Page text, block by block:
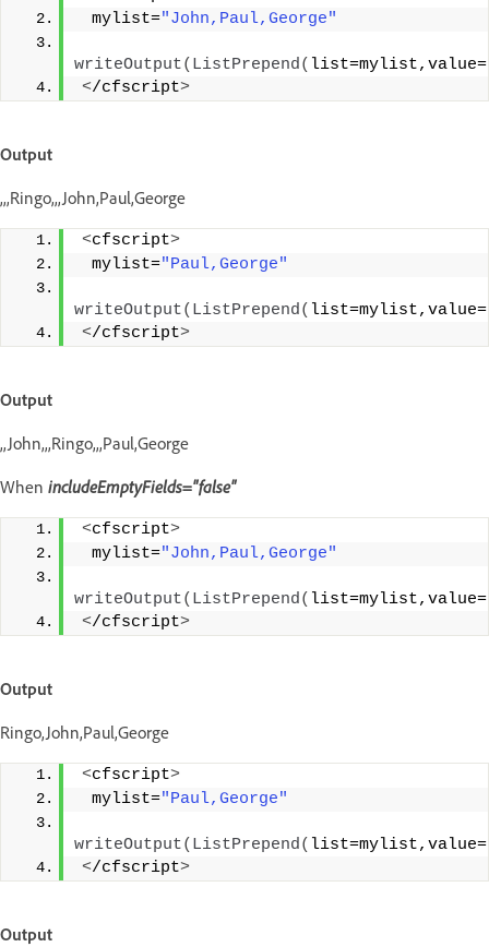
mylist="John,Paul,George"
writeOutput( ListPrepend( list=mylist,value=
</cfscript>
Output
,,,Ringo,,,John,Paul,George
<cfscript>
mylist="Paul,George"
writeOutput( ListPrepend( list=mylist,value=
</cfscript>
Output
,,John,,,Ringo,,,Paul,George
When includeEmptyFields="false"
<cfscript>
mylist="John,Paul,George"
writeOutput( ListPrepend( list=mylist,value=
</cfscript>
Output
Ringo,John,Paul,George
<cfscript>
mylist="Paul,George"
writeOutput( ListPrepend( list=mylist,value=
</cfscript>
Output